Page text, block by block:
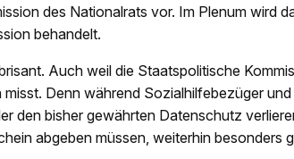
des Nationalrats vor. Im Plenum wird
behandelt.
Auch weil die Staatspolitische
misst. Denn während Sozialhilfebezüger und
den bisher gewährten Datenschutz
abgeben müssen, weiterhin besonders